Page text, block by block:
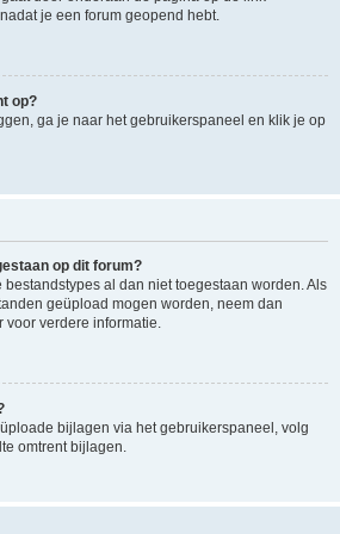
je een forum geopend hebt.
op?
ga je naar het gebruikerspaneel en klik je op
op dit forum?
al dan niet toegestaan worden. Als
geüpload mogen worden, neem dan
voor verdere informatie.
bijlagen via het gebruikerspaneel, volg
omtrent bijlagen.